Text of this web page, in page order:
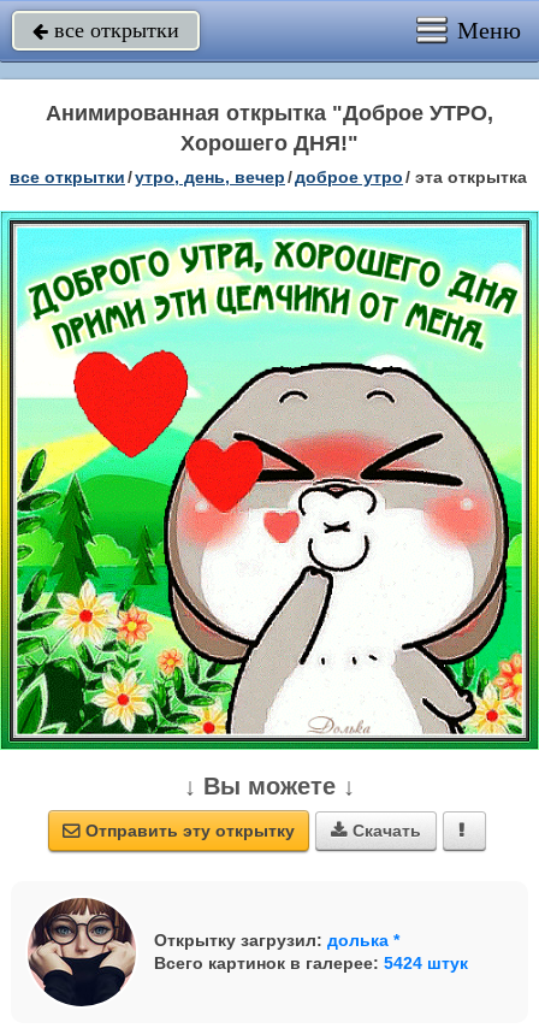
 все открытки Меню
Анимированная открытка "Доброе УТРО,
Хорошего ДНЯ!"
все открытки/утро, день, вечер/доброе утро/ эта открытка
↓ Вы можете ↓
 Отправить эту открытку  Скачать 
Открытку загрузил: долька *
Всего картинок в галерее: 5424 штук